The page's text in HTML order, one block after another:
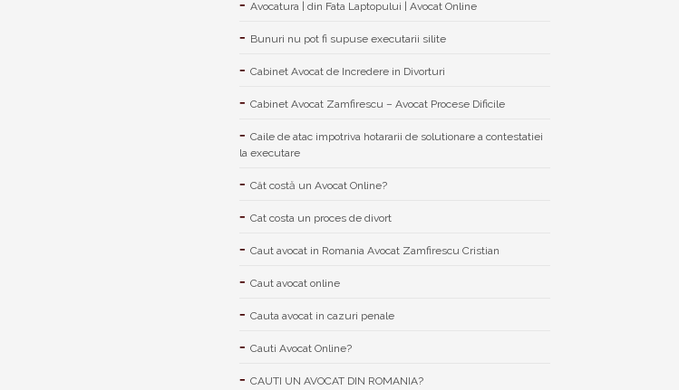
Avocatura | din Fata Laptopului | Avocat Online
Bunuri nu pot fi supuse executarii silite
Cabinet Avocat de Incredere in Divorturi
Cabinet Avocat Zamfirescu – Avocat Procese Dificile
Caile de atac impotriva hotararii de solutionare a contestatiei
la executare
Cât costă un Avocat Online?
Cat costa un proces de divort
Caut avocat in Romania Avocat Zamfirescu Cristian
Caut avocat online
Cauta avocat in cazuri penale
Cauti Avocat Online?
CAUTI UN AVOCAT DIN ROMANIA?